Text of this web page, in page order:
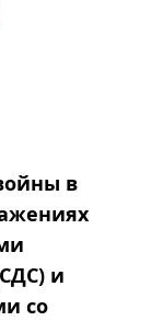
в
и
со